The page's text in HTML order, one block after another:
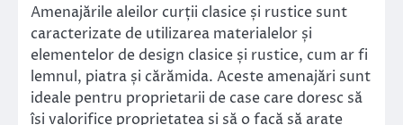
Amenajările aleilor curții clasice și rustice sunt
caracterizate de utilizarea materialelor și
elementelor de design clasice și rustice, cum ar fi
lemnul, piatra și cărămida. Aceste amenajări sunt
ideale pentru proprietarii de case care doresc să
își valorifice proprietatea și să o facă să arate